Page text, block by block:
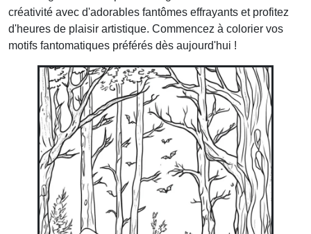
créativité avec d'adorables fantômes effrayants et profitez
d'heures de plaisir artistique. Commencez à colorier vos
motifs fantomatiques préférés dès aujourd'hui !